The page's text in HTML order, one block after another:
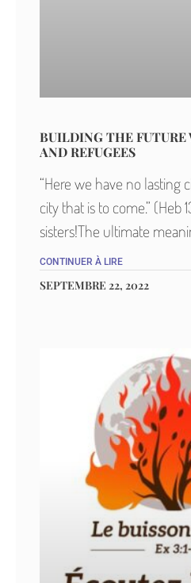
BUILDING THE
AND REFUGEES
“Here we have no lasting
city that is to come.” (Heb
sisters!The ultimate
CONTINUER À LIRE
SEPTEMBRE 22, 2022